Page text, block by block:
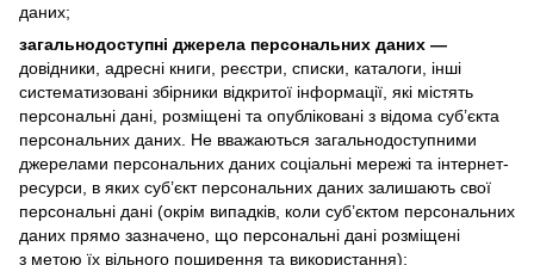
даних;
загальнодоступні джерела персональних даних —
довідники, адресні книги, реєстри, списки, каталоги, інші
систематизовані збірники відкритої інформації, які містять
персональні дані, розміщені та опубліковані з відома суб’єкта
персональних даних. Не вважаються загальнодоступними
джерелами персональних даних соціальні мережі та інтернет-
ресурси, в яких суб’єкт персональних даних залишають свої
персональні дані (окрім випадків, коли суб’єктом персональних
даних прямо зазначено, що персональні дані розміщені
з метою їх вільного поширення та використання);